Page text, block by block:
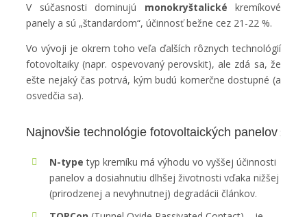
V súčasnosti dominujú monokryštalické kremíkové
panely a sú „štandardom“, účinnosť bežne cez 21-22 %.
Vo vývoji je okrem toho veľa ďalších rôznych technológií
fotovoltaiky (napr. ospevovaný perovskit), ale zdá sa, že
ešte nejaký čas potrvá, kým budú komerčne dostupné (a
osvedčia sa).
Najnovšie technológie fotovoltaických panelov
N-type typ kremíku má výhodu vo vyššej účinnosti
panelov a dosiahnutiu dlhšej životnosti vďaka nižšej
(prirodzenej a nevyhnutnej) degradácii článkov.